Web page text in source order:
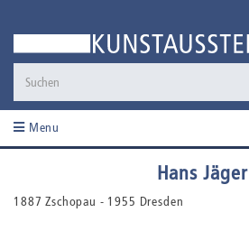
Menu
Hans Jäger
1887 Zschopau - 1955 Dresden